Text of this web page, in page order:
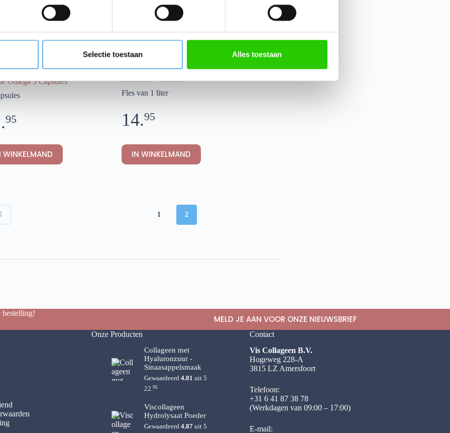
Selectie toestaan Alles toestaan
Omega 3 Capsules
95
WINKELMAND
Motivatie Waterfles
Fles van 1 liter
14.95
IN WINKELMAND
Dit
product
heeft
1 2
bestelling!
MELD JE AAN VOOR ONZE NIEUWSBRIEF
Onze Producten
Collageen met
Hyaluronzuur -
Sinaasappelsmaak
Gewaardeerd 4.81 uit 5
22.95
Viscollageen
Hydrolysaat Poeder
Gewaardeerd 4.87uit 5
Contact
Vis Collageen B.V.
Hogeweg 228-A
3815 LZ Amersfoort
Telefoon:
+31 6 41 87 38 78
(Werkdagen van 09:00 – 17:00)
E-mail: